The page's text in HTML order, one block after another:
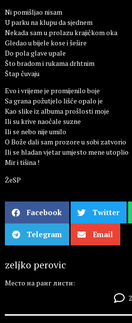
Ni pomišljao nisam
U parku na klupu da sjednem
Nekada sam u prolazu krajičkom oka
Gledao u bijele kose i šešire
Do pola glave upale
Što bradom i rukama drhtnim
Štap čuvaju
Evo i vrijeme je promijenilo boje
Sa grana požutjelo lišće opalo je
Kao slike iz albuma prošlosti moje
Ili su krive naočale suzne
Ili se nebo nije umilo
O Bože dali sam prozore u sobi zatvorio
Ili se hladan vjetar umjesto mene utoplio
Mir i tišina !
ŽeSP
Facebook Twitter
Telegram Email
zeljko perovic
Место на ранг листи:
2